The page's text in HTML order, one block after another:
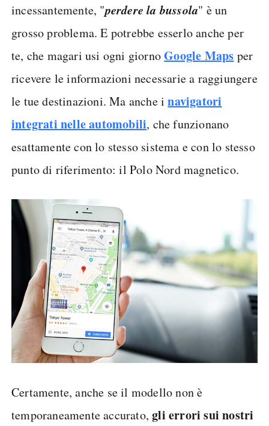
incessantemente, "perdere la bussola" è un
grosso problema. E potrebbe esserlo anche per
te, che magari usi ogni giornoGoogle Maps per
ricevere le informazioni necessarie a raggiungere
le tue destinazioni. Ma anche inavigatori
integrati nelle automobili, che funzionano
esattamente con lo stesso sistema e con lo stesso
punto di riferimento: il Polo Nord magnetico.
Certamente, anche se il modello non è
temporaneamente accurato,gli errori sui nostri